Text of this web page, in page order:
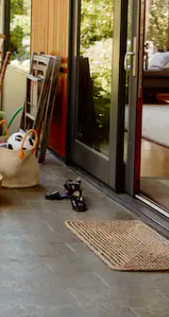
die Ergebnisse durch